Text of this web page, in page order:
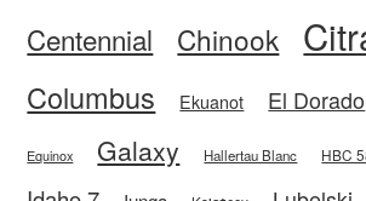
Centennial Chinook
Columbus Ekuanot El Dorado
Equinox Galaxy Hallertau Blanc HBC